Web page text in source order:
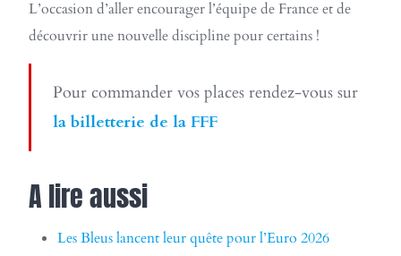
L’occasion d’aller encourager l’équipe de France et de
découvrir une nouvelle discipline pour certains !
Pour commander vos places rendez-vous sur
la billetterie de la FFF
A lire aussi
Les Bleus lancent leur quête pour l’Euro 2026